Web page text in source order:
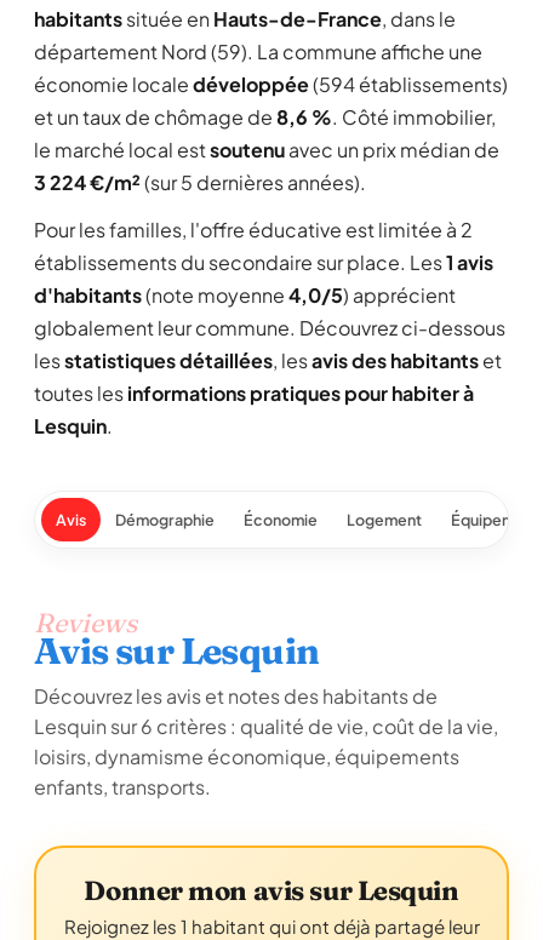
habitantssituée en Hauts-de-France, dans le
département Nord (59). La commune affiche une
économie localedéveloppée(594 établissements)
et un taux de chômage de8,6 %. Côté immobilier,
le marché local estsoutenuavec un prix médian de
3 224 €/m²(sur 5 dernières années).
Pour les familles, l'offre éducative est limitée à 2
établissements du secondaire sur place. Les1 avis
d'habitants(note moyenne4,0/5) apprécient
globalement leur commune. Découvrez ci-dessous
lesstatistiques détaillées, lesavis des habitantset
toutes lesinformations pratiques pour habiter à
Lesquin.
Avis Démographie Économie Logement
Reviews
Avis sur Lesquin
Découvrez les avis et notes des habitants de
Lesquin sur 6 critères : qualité de vie, coût de la vie,
loisirs, dynamisme économique, équipements
enfants, transports.
Donner mon avis sur Lesquin
Rejoignez les 1 habitant qui ont déjà partagé leur